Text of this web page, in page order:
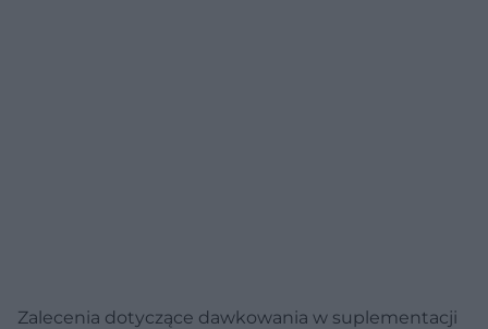
Zalecenia dotyczące dawkowania w suplementacji